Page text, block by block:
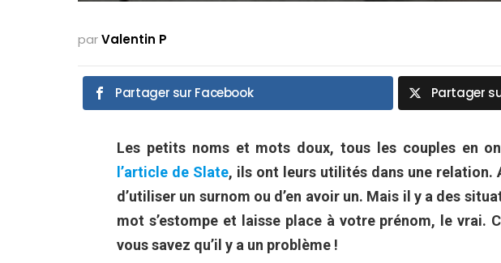
parValentin P
Partager sur Facebook Partager
Les petits noms et mots doux, tous les couples en
l’article de Slate, ils ont leurs utilités dans une relation.
d’utiliser un surnom ou d’en avoir un. Mais il y a des
mot s’estompe et laisse place à votre prénom, le vrai.
vous savez qu’il y a un problème !